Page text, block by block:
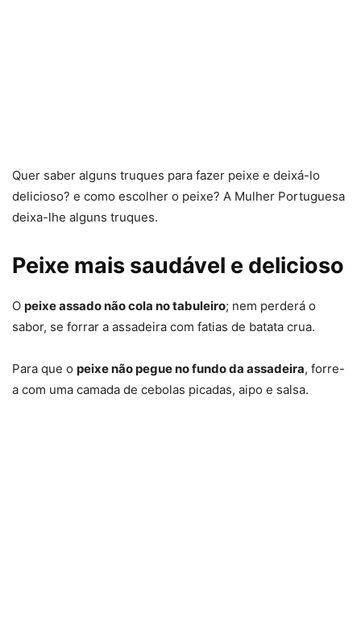
Quer saber alguns truques para fazer peixe e deixá-lo
delicioso? e como escolher o peixe? A Mulher Portuguesa
deixa-lhe alguns truques.
Peixe mais saudável e delicioso
O peixe assado não cola no tabuleiro; nem perderá o
sabor, se forrar a assadeira com fatias de batata crua.
Para que o peixe não pegue no fundo da assadeira, forre-
a com uma camada de cebolas picadas, aipo e salsa.